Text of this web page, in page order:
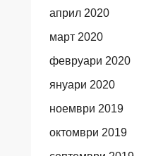
април 2020
март 2020
февруари 2020
януари 2020
ноември 2019
октомври 2019